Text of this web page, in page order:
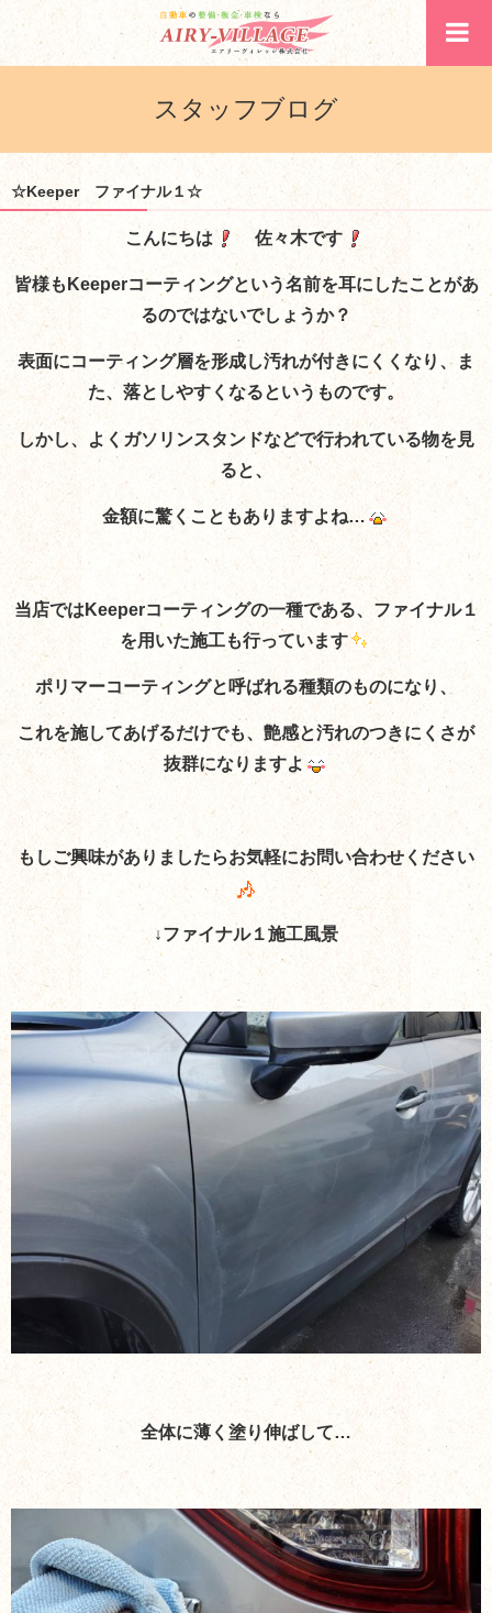
スタッフブログ
☆Keeper ファイナル１☆
こんにちは 佐々木です
皆様もKeeperコーティングという名前を耳にしたことがあ
るのではないでしょうか？
表面にコーティング層を形成し汚れが付きにくくなり、ま
た、落としやすくなるというものです。
しかし、よくガソリンスタンドなどで行われている物を見
ると、
金額に驚くこともありますよね…
当店ではKeeperコーティングの一種である、ファイナル１
を用いた施工も行っています
ポリマーコーティングと呼ばれる種類のものになり、
これを施してあげるだけでも、艶感と汚れのつきにくさが
抜群になりますよ
もしご興味がありましたらお気軽にお問い合わせください
↓ファイナル１施工風景
全体に薄く塗り伸ばして…